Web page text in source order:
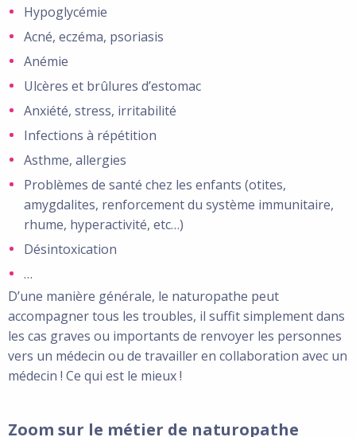
Hypoglycémie
Acné, eczéma, psoriasis
Anémie
Ulcères et brûlures d’estomac
Anxiété, stress, irritabilité
Infections à répétition
Asthme, allergies
Problèmes de santé chez les enfants (otites,
amygdalites, renforcement du système immunitaire,
rhume, hyperactivité, etc…)
Désintoxication
…
D’une manière générale, le naturopathe peut
accompagner tous les troubles, il suffit simplement dans
les cas graves ou importants de renvoyer les personnes
vers un médecin ou de travailler en collaboration avec un
médecin ! Ce qui est le mieux !
Zoom sur le métier de naturopathe